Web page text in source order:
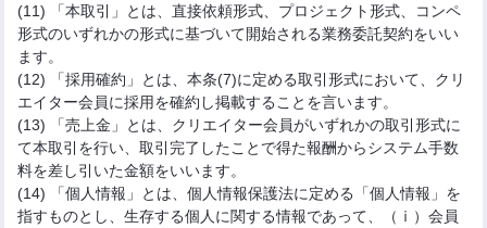
(11) 「本取引」とは、直接依頼形式、プロジェクト形式、コンペ
形式のいずれかの形式に基づいて開始される業務委託契約をいい
ます。
(12) 「採用確約」とは、本条(7)に定める取引形式において、クリ
エイター会員に採用を確約し掲載することを言います。
(13) 「売上金」とは、クリエイター会員がいずれかの取引形式に
て本取引を行い、取引完了したことで得た報酬からシステム手数
料を差し引いた金額をいいます。
(14) 「個人情報」とは、個人情報保護法に定める「個人情報」を
指すものとし、生存する個人に関する情報であって、（ⅰ）会員